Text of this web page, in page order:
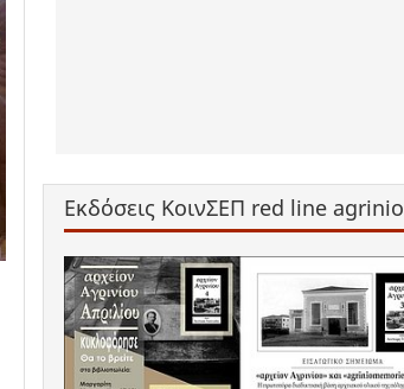
Εκδόσεις ΚοινΣΕΠ red line agrinio